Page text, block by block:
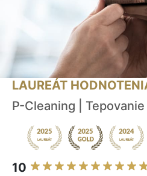
LAUREÁT
P-Cleaning |
10